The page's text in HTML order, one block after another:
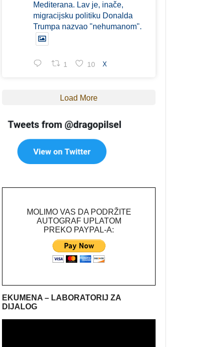
Mediterana. Lav je, inače,
migracijsku politiku Donalda
Trumpa nazvao "nehumanom".
1 10 X
Load More
MOLIMO VAS DA PODRŽITE
AUTOGRAF UPLATOM
PREKO PAYPAL-A:
EKUMENA – LABORATORIJ ZA
DIJALOG